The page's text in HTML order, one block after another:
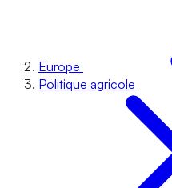
Europe
Politique agricole